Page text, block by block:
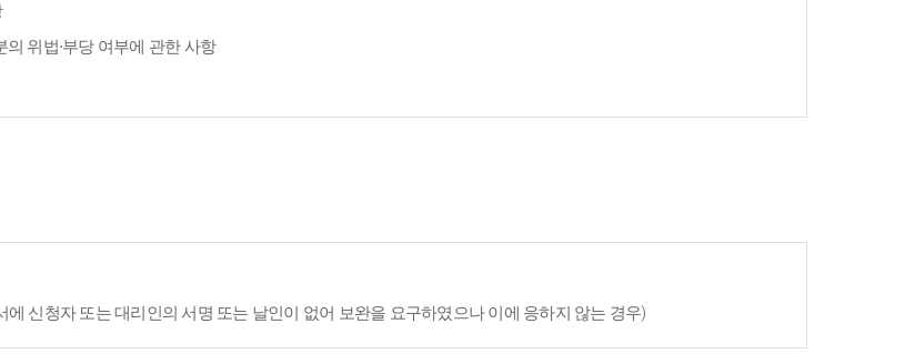
위법·부당 여부에 관한 사항
신청자 또는 대리인의 서명 또는 날인이 없어 보완을 요구하였으나 이에 응하지 않는 경우)